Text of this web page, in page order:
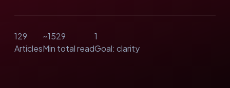
129
Articles
~1529
Min total read
1
Goal: clarity